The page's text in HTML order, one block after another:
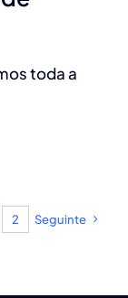
toda a
2 Seguinte